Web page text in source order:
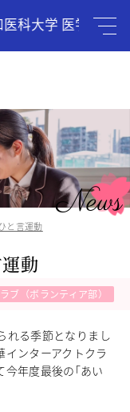
科大学 医学部医
School
News
と言運動
動
ブ（ボランティア部）
れる季節となりまし
ンターアクトクラ
今年度最後の｢あい